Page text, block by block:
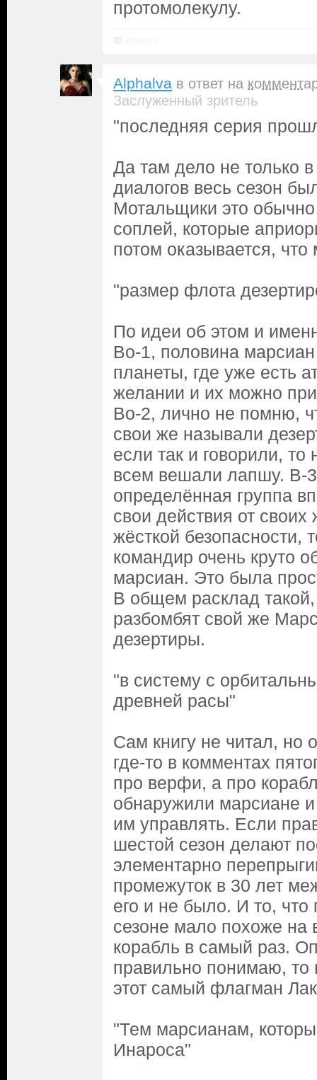
протомолекулу.
Alphalva в ответ на
Заслуженный зритель
"последняя серия
Да там дело не только
диалогов весь сезон
Мотальщики это
соплей, которые
потом оказывается,
"размер флота
По идеи об этом и
Во-1, половина
планеты, где уже есть
желании и их можно
Во-2, лично не помню,
свои же называли
если так и говорили, то
всем вешали лапшу. В-
определённая группа
свои действия от
жёсткой безопасности,
командир очень круто
марсиан. Это была
В общем расклад
разбомбят свой же
дезертиры.
"в систему с
древней расы"
Сам книгу не читал, но
где-то в комментах
про верфи, а про
обнаружили марсиане и
им управлять. Если
шестой сезон делают
элементарно
промежуток в 30 лет
его и не было. И то, что
сезоне мало похоже на
корабль в самый раз.
правильно понимаю, то
этот самый флагман
"Тем марсианам,
Инароса"